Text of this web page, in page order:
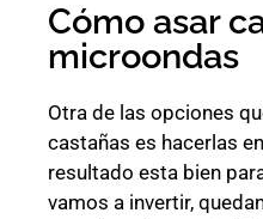
Cómo asar
microondas
Otra de las opciones
castañas es hacerlas
resultado esta bien
vamos a invertir,